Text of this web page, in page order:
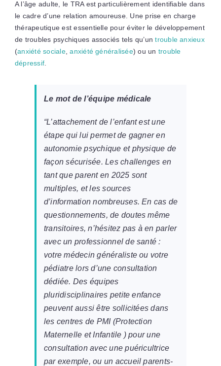
A l’âge adulte, le TRA est particulièrement identifiable dans
le cadre d’une relation amoureuse. Une prise en charge
thérapeutique est essentielle pour éviter le développement
de troubles psychiques associés tels qu’untrouble anxieux
(anxiété sociale,anxiété généralisée) ou un trouble
dépressif
Le mot de l’équipe médicale
“L’attachement de l’enfant est une
étape qui lui permet de gagner en
autonomie psychique et physique de
façon sécurisée. Les challenges en
tant que parent en 2025 sont
multiples, et les sources
d’information nombreuses. En cas de
questionnements, de doutes même
transitoires, n’hésitez pas à en parler
avec un professionnel de santé :
votre médecin généraliste ou votre
pédiatre lors d’une consultation
dédiée. Des équipes
pluridisciplinaires petite enfance
peuvent aussi être sollicitées dans
les centres de PMI (Protection
Maternelle et Infantile ) pour une
consultation avec une puéricultrice
par exemple, ou un accueil parents-